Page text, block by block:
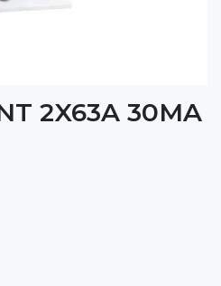
2X63A 30MA